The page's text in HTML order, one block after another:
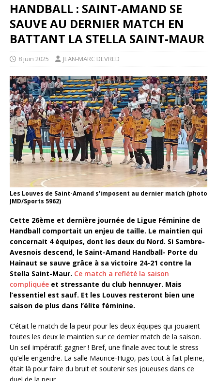
HANDBALL : SAINT-AMAND SE
SAUVE AU DERNIER MATCH EN
BATTANT LA STELLA SAINT-MAUR
8 juin 2025 JEAN-MARC DEVRED
Les Louves de Saint-Amand s'imposent au dernier match (photo
JMD/Sports 5962)
Cette 26ème et dernière journée de Ligue Féminine de
Handball comportait un enjeu de taille. Le maintien qui
concernait 4 équipes, dont les deux du Nord. Si Sambre-
Avesnois descend, le Saint-Amand Handball- Porte du
Hainaut se sauve grâce à sa victoire 24-21 contre la
Stella Saint-Maur. Ce match a reflété la saison
compliquée et stressante du club hennuyer. Mais
l’essentiel est sauf. Et les Louves resteront bien une
saison de plus dans l’élite féminine.
C’était le match de la peur pour les deux équipes qui jouaient
toutes les deux le maintien sur ce dernier match de la saison.
Un seil impératif: gagner ! Bref, une finale avec tout le stress
qu’elle engendre. La salle Maurice-Hugo, pas tout à fait pleine,
était là pour faire du bruit et soutenir ses joueuses dans ce